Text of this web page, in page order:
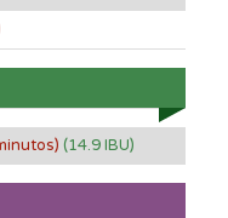
(14.9 IBU)